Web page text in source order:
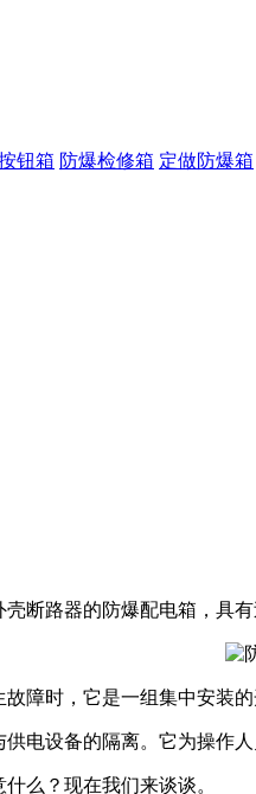
钮箱 防爆检修箱 定做防爆箱
断路器的防爆配电箱，具
时，它是一组集中安装的
设备的隔离。它为操作人
么？现在我们来谈谈。